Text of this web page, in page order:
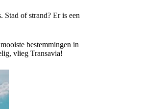
Stad of strand? Er is een
bestemmingen in
vlieg Transavia!